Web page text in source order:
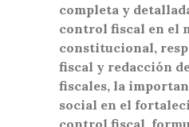
completa y
control fiscal en el
constitucional,
fiscal y redacción
fiscales, la
social en el
control fiscal,